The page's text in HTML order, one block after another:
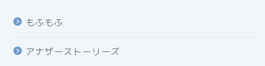
もふもふ
アナザーストーリーズ